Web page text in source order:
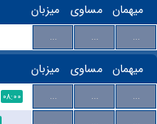
میزبان مساوی میهمان
... ...
...
میزبان مساوی میهمان
۰۸:۰۰ ... ...
...